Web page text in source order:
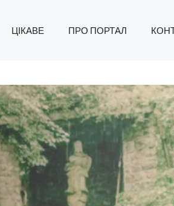
ЦІКАВЕ ПРО ПОРТАЛ